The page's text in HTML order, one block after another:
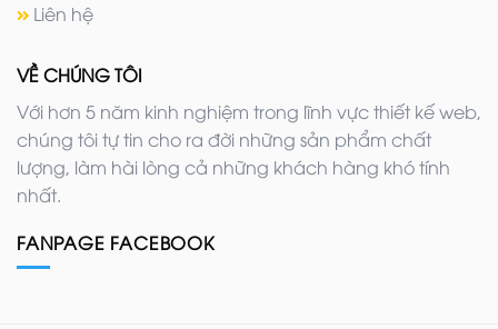
Liên hệ
VỀ CHÚNG TÔI
Với hơn 5 năm kinh nghiệm trong lĩnh vực thiết kế web,
chúng tôi tự tin cho ra đời những sản phẩm chất
lượng, làm hài lòng cả những khách hàng khó tính
nhất.
FANPAGE FACEBOOK